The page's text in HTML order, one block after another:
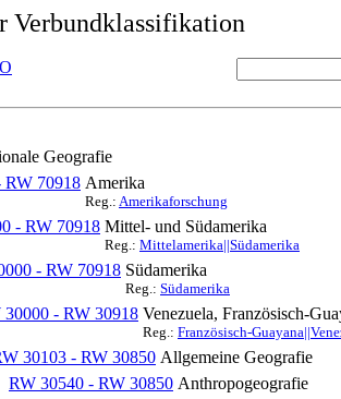
Verbundklassifikation
Geografie
RW 70918 Amerika
Reg.: Amerikaforschung
- RW 70918 Mittel- und Südamerika
Reg.: Mittelamerika||Südamerika
- RW 70918 Südamerika
Reg.: Südamerika
30000 - RW 30918 Venezuela, Französisch-
Reg.: Französisch-
30103 - RW 30850 Allgemeine Geografie
RW 30540 - RW 30850 Anthropogeografie